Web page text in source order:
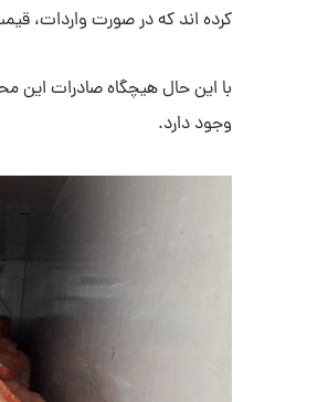
کرده اند که در صورت واردات،
با این حال هیچگاه صادرات این
وجود دارد.